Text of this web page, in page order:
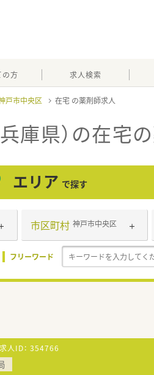
の方 求人検索
戸市中央区 在宅
庫県）の在宅
エリア で探す
市区町村 神戸市中央区
フリーワード
人ID： 354766